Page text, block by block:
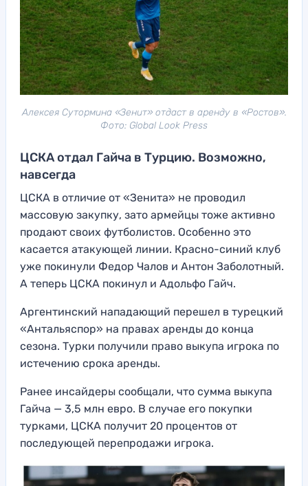
Алексея Сутормина «Зенит» отдаст в аренду в «Ростов».
Фото: Global Look Press
ЦСКА отдал Гайча в Турцию. Возможно,
навсегда
ЦСКА в отличие от «Зенита» не проводил
массовую закупку, зато армейцы тоже активно
продают своих футболистов. Особенно это
касается атакующей линии. Красно-синий клуб
уже покинули Федор Чалов и Антон Заболотный.
А теперь ЦСКА покинул и Адольфо Гайч.
Аргентинский нападающий перешел в турецкий
«Антальяспор» на правах аренды до конца
сезона. Турки получили право выкупа игрока по
истечению срока аренды.
Ранее инсайдеры сообщали, что сумма выкупа
Гайча — 3,5 млн евро. В случае его покупки
турками, ЦСКА получит 20 процентов от
последующей перепродажи игрока.